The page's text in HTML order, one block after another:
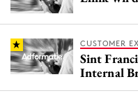
CUSTOMER
Sint
Internal